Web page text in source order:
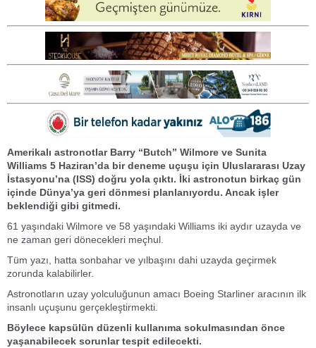
Amerikalı astronotlar Barry “Butch” Wilmore ve Sunita
Williams 5 Haziran’da bir deneme uçuşu için Uluslararası Uzay
İstasyonu’na (ISS) doğru yola çıktı. İki astronotun birkaç gün
içinde Dünya’ya geri dönmesi planlanıyordu. Ancak işler
beklendiği gibi gitmedi.
61 yaşındaki Wilmore ve 58 yaşındaki Williams iki aydır uzayda ve
ne zaman geri dönecekleri meçhul.
Tüm yazı, hatta sonbahar ve yılbaşını dahi uzayda geçirmek
zorunda kalabilirler.
Astronotların uzay yolculuğunun amacı Boeing Starliner aracının ilk
insanlı uçuşunu gerçekleştirmekti.
Böylece kapsülün düzenli kullanıma sokulmasından önce
yaşanabilecek sorunlar tespit edilecekti.